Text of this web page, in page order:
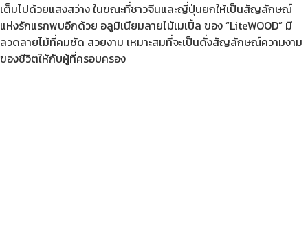
เต็มไปด้วยแสงสว่าง ในขณะที่ชาวจีนและญี่ปุ่นยกให้เป็นสัญลักษณ์
แห่งรักแรกพบอีกด้วย อลูมิเนียมลายไม้เมเปิ้ล ของ “LiteWOOD” มี
ลวดลายไม้ที่คมชัด สวยงาม เหมาะสมที่จะเป็นดั่งสัญลักษณ์ความงาม
ของชีวิตให้กับผู้ที่ครอบครอง